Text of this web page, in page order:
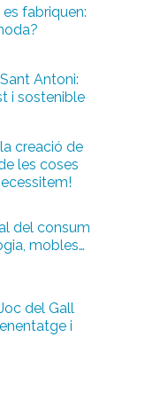
fabriquen:
Antoni:
i sostenible
creació de
les coses
del consum
mobles…
del Gall
i